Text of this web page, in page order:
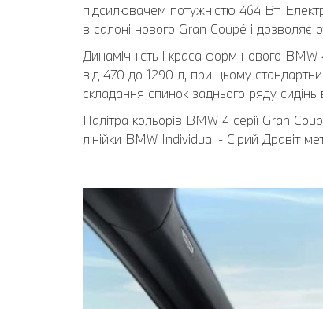
підсилювачем потужністю 464 Вт.
в салоні нового Gran Coupé і дозволяє
Динамічність і краса форм нового
від 470 до 1290 л, при цьому
складання спинок заднього ряду
Палітра кольорів BMW 4 серії Gran
лінійки BMW Individual - Сірий Дравіт